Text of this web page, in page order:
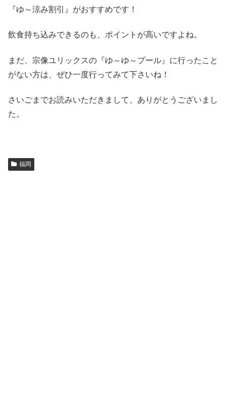
『ゆ～涼み割引』がおすすめです！
飲食持ち込みできるのも、ポイントが高いですよね。
まだ、宗像ユリックスの『ゆ～ゆ～プール』に行ったこと
がない方は、ぜひ一度行ってみて下さいね！
さいごまでお読みいただきまして、ありがとうございまし
た。
福岡